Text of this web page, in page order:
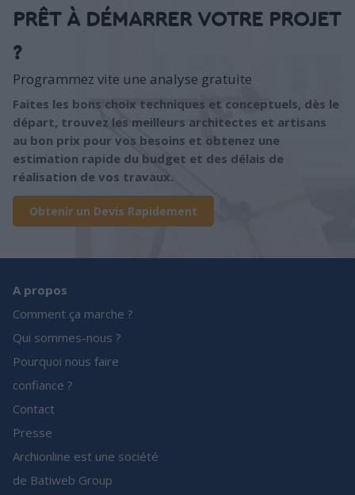
PRÊT À DÉMARRER VOTRE PROJET
?
Programmez vite une analyse gratuite
Faites les bons choix techniques et conceptuels, dès le
départ, trouvez les meilleurs architectes et artisans
au bon prix pour vos besoins et obtenez une
estimation rapide du budget et des délais de
réalisation de vos travaux.
Obtenir un Devis Rapidement
A propos
Comment ça marche ?
Qui sommes-nous ?
Pourquoi nous faire
confiance ?
Contact
Presse
Archionline est une société
de Batiweb Group